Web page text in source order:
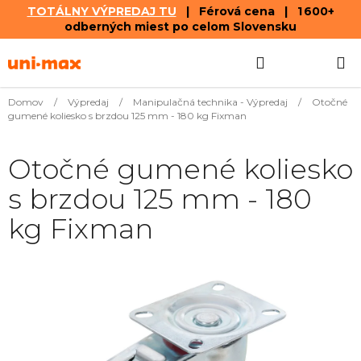
TOTÁLNY VÝPREDAJ TU | Férová cena | 1 600+
odberných miest po celom Slovensku
na
KOŠÍK
Domov / Výpredaj / Manipulačná technika - Výpredaj /
Otočné
gumené koliesko s brzdou 125 mm - 180 kg Fixman
Otočné gumené koliesko
s brzdou 125 mm - 180
kg Fixman